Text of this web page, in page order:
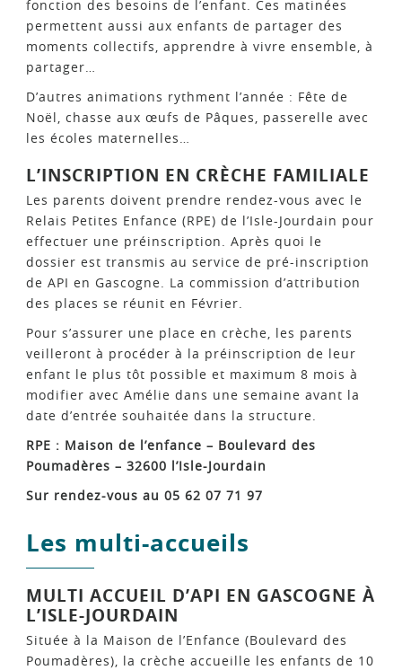
fonction des besoins de l’enfant. Ces matinées
permettent aussi aux enfants de partager des
moments collectifs, apprendre à vivre ensemble, à
partager…
D’autres animations rythment l’année : Fête de
Noël, chasse aux œufs de Pâques, passerelle avec
les écoles maternelles…
L’INSCRIPTION EN CRÈCHE FAMILIALE
Les parents doivent prendre rendez-vous avec le
Relais Petites Enfance (RPE) de l’Isle-Jourdain pour
effectuer une préinscription. Après quoi le
dossier est transmis au service de pré-inscription
de API en Gascogne. La commission d’attribution
des places se réunit en Février.
Pour s’assurer une place en crèche, les parents
veilleront à procéder à la préinscription de leur
enfant le plus tôt possible et maximum 8 mois à
modifier avec Amélie dans une semaine avant la
date d’entrée souhaitée dans la structure.
RPE : Maison de l’enfance – Boulevard des
Poumadères – 32600 l’Isle-Jourdain
Sur rendez-vous au 05 62 07 71 97
Les multi-accueils
MULTI ACCUEIL D’API EN GASCOGNE À
L’ISLE-JOURDAIN
Située à la Maison de l’Enfance (Boulevard des
Poumadères), la crèche accueille les enfants de 10